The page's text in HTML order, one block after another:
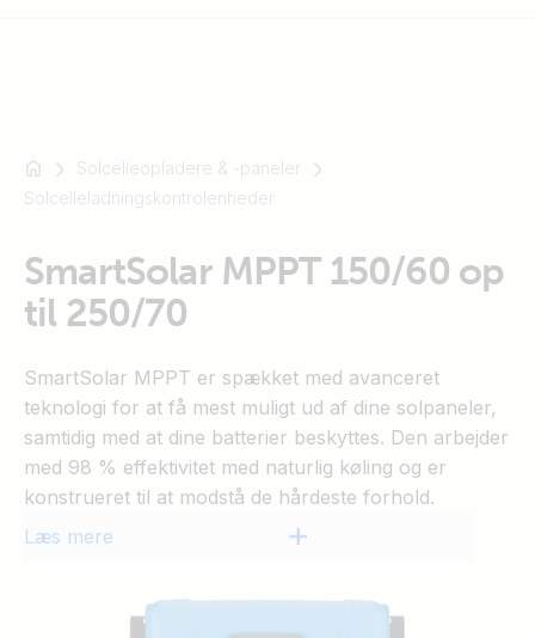
eksempel
Multiplus-
Orion
SmartShunt
Solcelleopladere & -paneler
Solcelleladningskontrolenheder
SmartSolar MPPT 150/60 op
til 250/70
SmartSolar MPPT er spækket med avanceret
teknologi for at få mest muligt ud af dine solpaneler,
samtidig med at dine batterier beskyttes. Den arbejder
med 98 % effektivitet med naturlig køling og er
konstrueret til at modstå de hårdeste forhold.
Læs mere